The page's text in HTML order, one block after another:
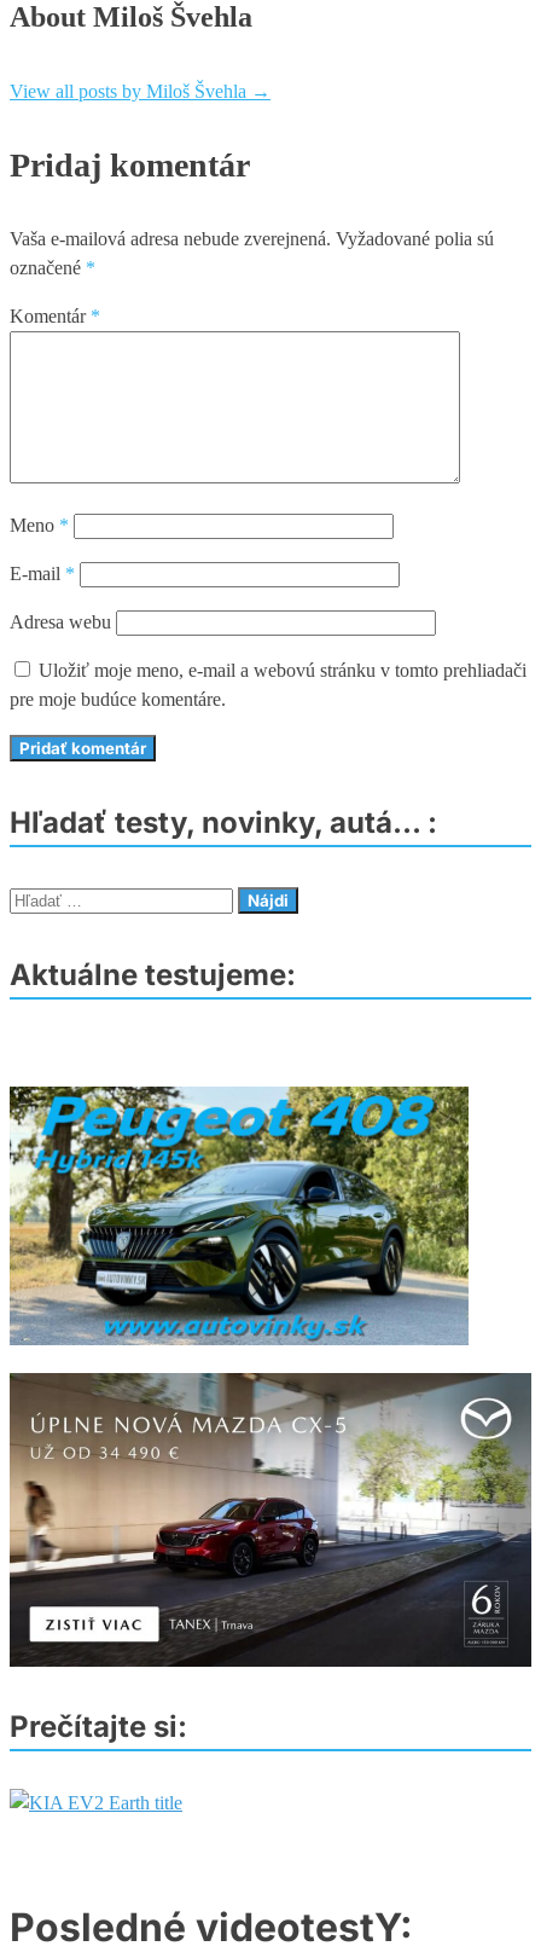
About Miloš Švehla
View all posts by Miloš Švehla →
Pridaj komentár
Vaša e-mailová adresa nebude zverejnená. Vyžadované polia sú
označené *
Komentár *
Meno *
E-mail *
Adresa webu
Uložiť moje meno, e-mail a webovú stránku v tomto prehliadači
pre moje budúce komentáre.
Hľadať testy, novinky, autá… :
Hľadať:
Aktuálne testujeme:
Prečítajte si:
Posledné videotestY: